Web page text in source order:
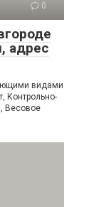
0
адрес
видами
Контрольно-
Весовое